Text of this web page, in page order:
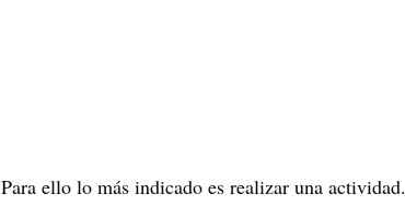
Para ello lo más indicado es realizar una actividad.